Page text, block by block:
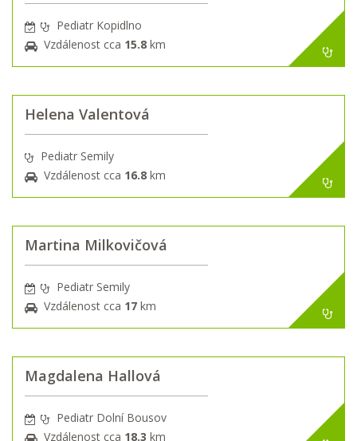
Pediatr Kopidlno
Vzdálenost cca 15.8 km
Helena Valentová
Pediatr Semily
Vzdálenost cca 16.8 km
Martina Milkovičová
Pediatr Semily
Vzdálenost cca 17 km
Magdalena Hallová
Pediatr Dolní Bousov
Vzdálenost cca 18.3 km